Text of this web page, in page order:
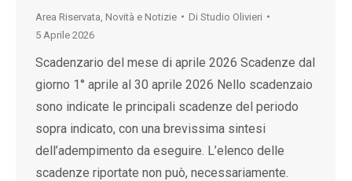
Area Riservata Novità e Notizie Di Studio Olivieri
5 Aprile 2026
Scadenzario del mese di aprile 2026 Scadenze dal
giorno 1° aprile al 30 aprile 2026 Nello scadenzaio
sono indicate le principali scadenze del periodo
sopra indicato, con una brevissima sintesi
dell’adempimento da eseguire. L’elenco delle
scadenze riportate non può, necessariamente.